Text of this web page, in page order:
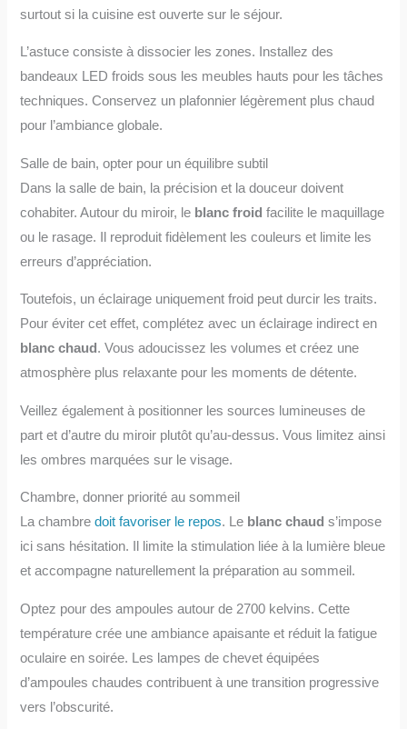
surtout si la cuisine est ouverte sur le séjour.
L’astuce consiste à dissocier les zones. Installez des
bandeaux LED froids sous les meubles hauts pour les tâches
techniques. Conservez un plafonnier légèrement plus chaud
pour l’ambiance globale.
Salle de bain, opter pour un équilibre subtil
Dans la salle de bain, la précision et la douceur doivent
cohabiter. Autour du miroir, le blanc froid facilite le maquillage
ou le rasage. Il reproduit fidèlement les couleurs et limite les
erreurs d’appréciation.
Toutefois, un éclairage uniquement froid peut durcir les traits.
Pour éviter cet effet, complétez avec un éclairage indirect en
blanc chaud . Vous adoucissez les volumes et créez une
atmosphère plus relaxante pour les moments de détente.
Veillez également à positionner les sources lumineuses de
part et d’autre du miroir plutôt qu’au-dessus. Vous limitez ainsi
les ombres marquées sur le visage.
Chambre, donner priorité au sommeil
La chambredoit favoriser le repos. Le blanc chaud s’impose
ici sans hésitation. Il limite la stimulation liée à la lumière bleue
et accompagne naturellement la préparation au sommeil.
Optez pour des ampoules autour de 2700 kelvins. Cette
température crée une ambiance apaisante et réduit la fatigue
oculaire en soirée. Les lampes de chevet équipées
d’ampoules chaudes contribuent à une transition progressive
vers l’obscurité.